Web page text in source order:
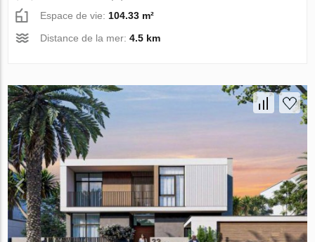
Espace de vie: 104.33 m²
Distance de la mer:4.5 km